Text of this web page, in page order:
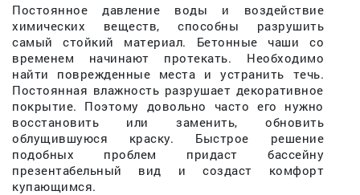
Постоянное давление воды и воздействие
химических веществ, способны разрушить
самый стойкий материал. Бетонные чаши со
временем начинают протекать. Необходимо
найти поврежденные места и устранить течь.
Постоянная влажность разрушает декоративное
покрытие. Поэтому довольно часто его нужно
восстановить или заменить, обновить
облущившуюся краску. Быстрое решение
подобных проблем придаст бассейну
презентабельный вид и создаст комфорт
купающимся.